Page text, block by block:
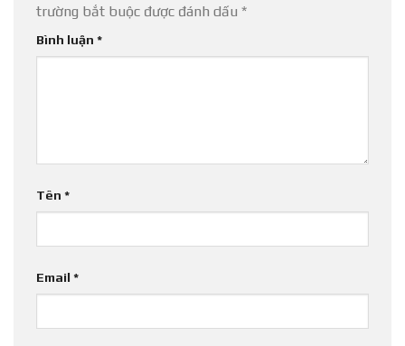
trường bắt buộc được đánh dấu *
Bình luận *
Tên *
Email *